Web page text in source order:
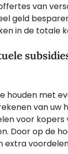
van
geld
in de totale
houden met
van
voor kopers
Door op de